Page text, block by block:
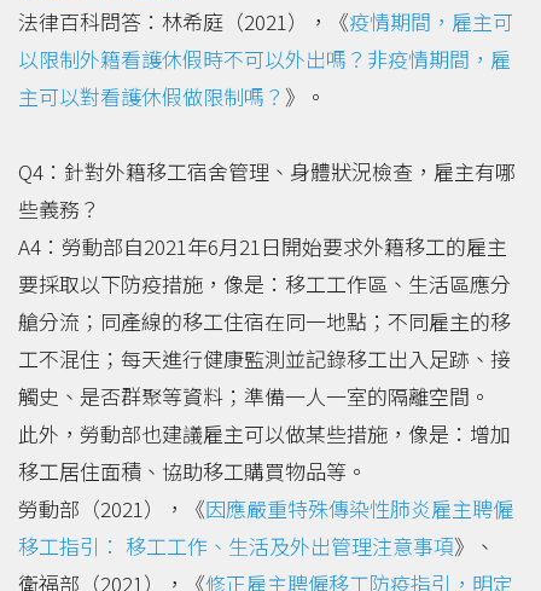
法律百科問答：林希庭（2021），《疫情期間，雇主可
以限制外籍看護休假時不可以外出嗎？非疫情期間，雇
主可以對看護休假做限制嗎？ 》。
Q4：針對外籍移工宿舍管理、身體狀況檢查，雇主有哪
些義務？
A4：勞動部自2021年6月21日開始要求外籍移工的雇主
要採取以下防疫措施，像是：移工工作區、生活區應分
艙分流；同產線的移工住宿在同一地點；不同雇主的移
工不混住；每天進行健康監測並記錄移工出入足跡、接
觸史、是否群聚等資料；準備一人一室的隔離空間。
此外，勞動部也建議雇主可以做某些措施，像是：增加
移工居住面積、協助移工購買物品等。
勞動部（2021），《因應嚴重特殊傳染性肺炎雇主聘僱
移工指引： 移工工作、生活及外出管理注意事項》、
衛福部（2021），《修正雇主聘僱移工防疫指引，明定